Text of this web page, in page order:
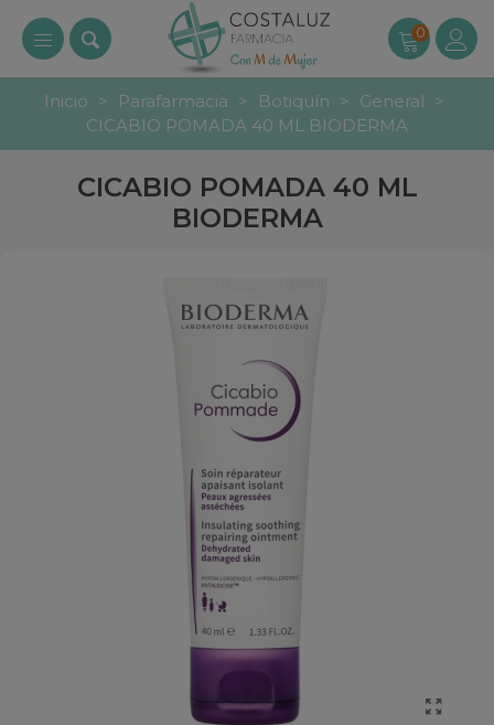
0
Inicio > Parafarmacia > Botiquín > General >
CICABIO POMADA 40 ML BIODERMA
CICABIO POMADA 40 ML
BIODERMA